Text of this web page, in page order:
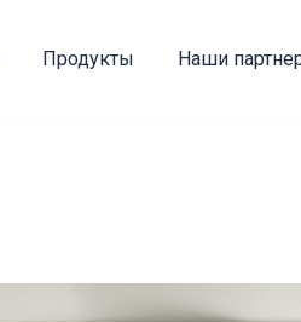
Продукты Наши